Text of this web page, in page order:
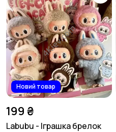
Новий товар
199 ₴
Labubu - Іграшка брелок